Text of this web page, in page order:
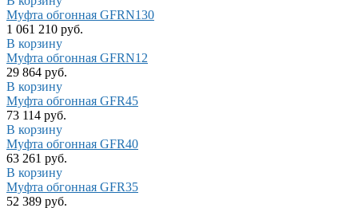
Муфта обгонная GFRN130
1 061 210 руб.
В корзину
Муфта обгонная GFRN12
29 864 руб.
В корзину
Муфта обгонная GFR45
73 114 руб.
В корзину
Муфта обгонная GFR40
63 261 руб.
В корзину
Муфта обгонная GFR35
52 389 руб.